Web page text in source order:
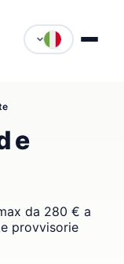
e
da 280 € a
provvisorie